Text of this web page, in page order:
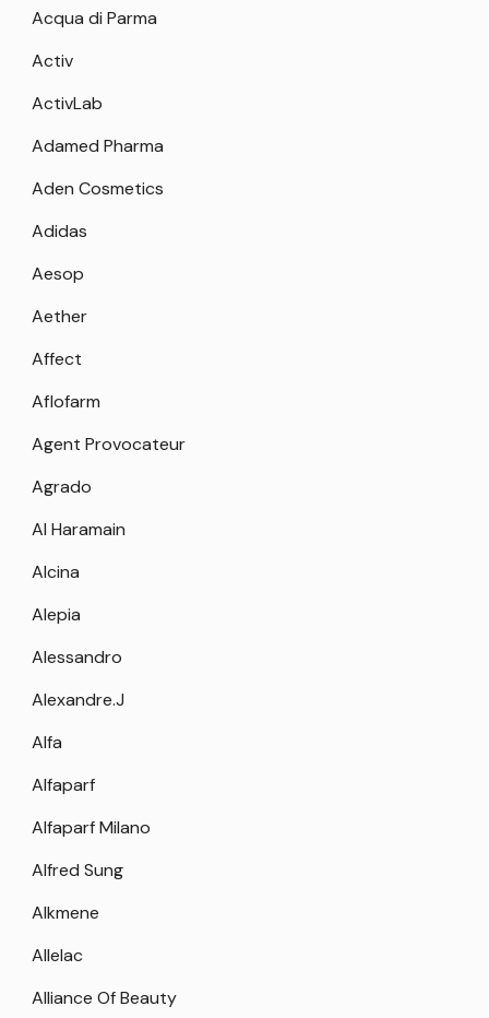
Acqua di Parma
Activ
ActivLab
Adamed Pharma
Aden Cosmetics
Adidas
Aesop
Aether
Affect
Aflofarm
Agent Provocateur
Agrado
Al Haramain
Alcina
Alepia
Alessandro
Alexandre.J
Alfa
Alfaparf
Alfaparf Milano
Alfred Sung
Alkmene
Allelac
Alliance Of Beauty